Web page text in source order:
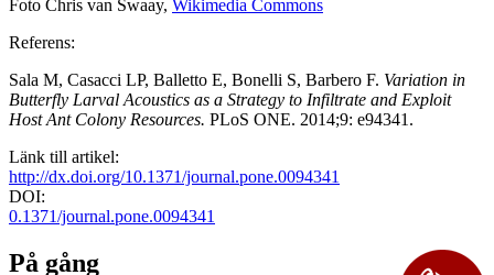
Foto Chris van Swaay, Wikimedia Commons
Referens:
Sala M, Casacci LP, Balletto E, Bonelli S, Barbero F. Variation in
Butterfly Larval Acoustics as a Strategy to Infiltrate and Exploit
Host Ant Colony Resources. PLoS ONE. 2014;9: e94341.
Länk till artikel:
http://dx.doi.org/10.1371/journal.pone.0094341
DOI:
0.1371/journal.pone.0094341
På gång